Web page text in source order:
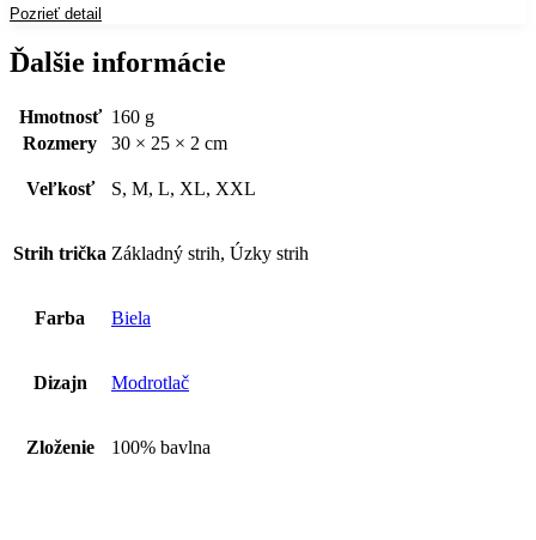
Pozrieť detail
Ďalšie informácie
Hmotnosť 160 g
Rozmery
30 × 25 × 2 cm
Veľkosť S, M, L, XL, XXL
Strih trička Základný strih, Úzky strih
Farba Biela
Dizajn Modrotlač
Zloženie 100% bavlna